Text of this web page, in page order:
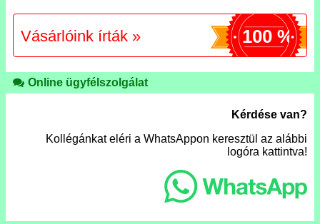
Vásárlóink írták » 100 %
Online ügyfélszolgálat
Kérdése van?
Kollégánkat eléri a WhatsAppon keresztül az alábbi
logóra kattintva!